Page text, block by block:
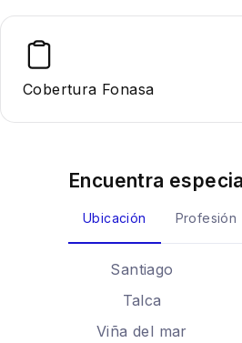
Cobertura Fonasa
Encuentra
Ubicación Profesión
Santiago
Talca
Viña del mar